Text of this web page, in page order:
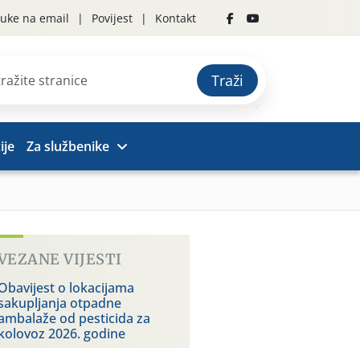
na email Povijest Kontakt
Traži
Za službenike
VIJESTI
o lokacijama
otpadne
od pesticida za
2026. godine